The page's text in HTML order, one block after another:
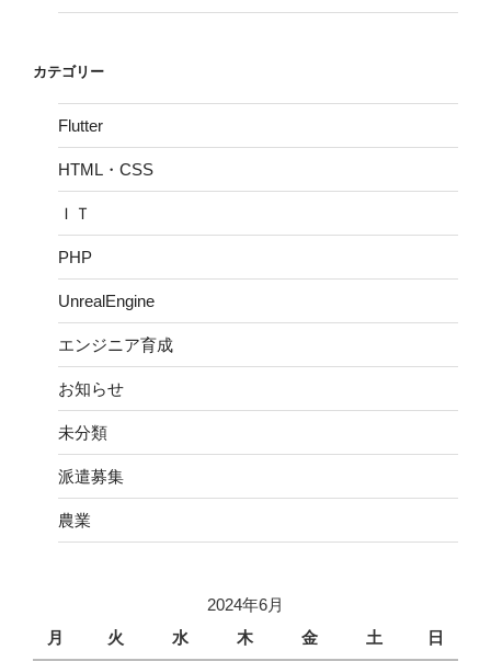
カテゴリー
Flutter
HTML・CSS
ＩＴ
PHP
UnrealEngine
エンジニア育成
お知らせ
未分類
派遣募集
農業
2024年6月
月
火 水 木 金 土 日